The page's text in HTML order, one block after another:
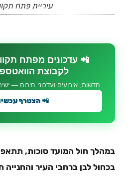
עיריית פתח
📲 עדכונים מפתח
לקבוצת
חדשות, אירועים ועדכוני חירום —
📲 הצטרף
במהלך חול המועד סוכות,
בכחול לבן ברחבי העיר